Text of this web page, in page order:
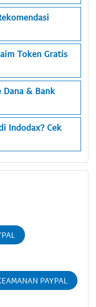
Token Gratis
Dana & Bank
Indodax? Cek
PAYPAL